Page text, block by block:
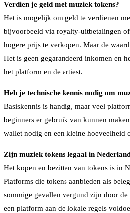
Verdien je geld met muziek tokens?
Het is mogelijk om geld te verdienen
bijvoorbeeld via royalty-uitbetalingen
hogere prijs te verkopen. Maar de
Het is geen gegarandeerd inkomen en
het platform en de artiest.
Heb je technische kennis nodig om
Basiskennis is handig, maar veel
beginners er gebruik van kunnen
wallet nodig en een kleine hoeveelheid
Zijn muziek tokens legaal in
Het kopen en bezitten van tokens is in
Platforms die tokens aanbieden als
sommige gevallen vergund zijn door
een platform aan de lokale regels